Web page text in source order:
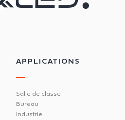
APPLICATIONS
Salle de classe
Bureau
Industrie